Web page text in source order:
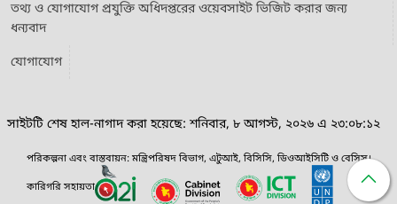
তথ্য ও যোগাযোগ প্রযুক্তি অধিদপ্তরের ওয়েবসাইট ভিজিট করার জন্য
ধন্যবাদ
যোগাযোগ
সাইটটি শেষ হাল-নাগাদ করা হয়েছে: শনিবার, ৮ আগস্ট, ২০২৬ এ ২৩:০৮:১২
পরিকল্পনা এবং বাস্তবায়ন: মন্ত্রিপরিষদ বিভাগ, এটুআই, বিসিসি, ডিওআইসিটি ও বেসিস।
কারিগরি সহায়তা